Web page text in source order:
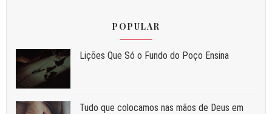
POPULAR
Liç⁠ões Que Só o Fundo do Poço Ensina
Tudo que colocamos nas mãos de Deus em